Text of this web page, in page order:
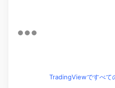
TradingViewですべて